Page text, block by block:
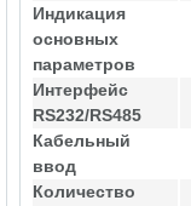
Индикация
основных
параметров
Интерфейс
RS232/RS485
Кабельный
ввод
Количество